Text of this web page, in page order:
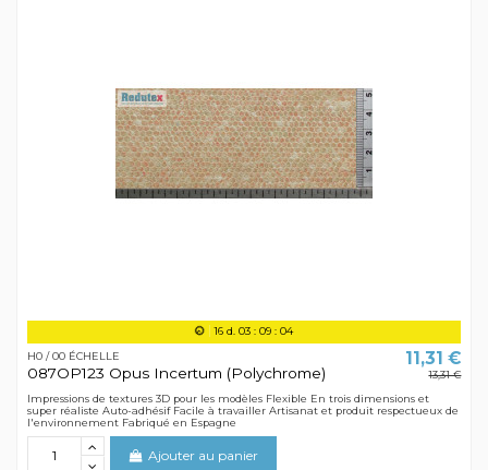
16 d. 03 :09 :04
H0 / 00 ÉCHELLE
087OP123 Opus Incertum (Polychrome)
11,31 €
13,31 €
Impressions de textures 3D pour les modèles Flexible En trois dimensions et
super réaliste Auto-adhésif Facile à travailler Artisanat et produit respectueux de
l'environnement Fabriqué en Espagne
Ajouter au panier